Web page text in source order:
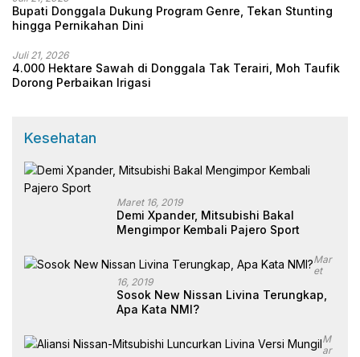
Bupati Donggala Dukung Program Genre, Tekan Stunting
hingga Pernikahan Dini
Juli 21, 2026
4.000 Hektare Sawah di Donggala Tak Terairi, Moh Taufik
Dorong Perbaikan Irigasi
Kesehatan
Maret 16, 2019
Demi Xpander, Mitsubishi Bakal
Mengimpor Kembali Pajero Sport
Mar
Et
16, 2019
Sosok New Nissan Livina Terungkap,
Apa Kata NMI?
M
Ar